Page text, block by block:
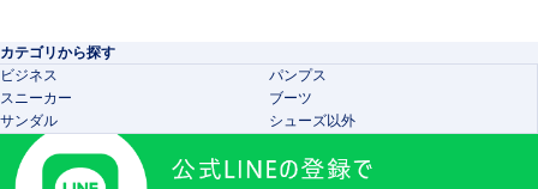
カテゴリから探す
ビジネス
パンプス
スニーカー
ブーツ
サンダル
シューズ以外